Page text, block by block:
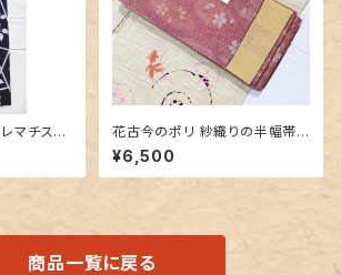
マチス
花古今のポリ 紗織りの半幅帯
リバーシブル
¥6,500
商品一覧に戻る